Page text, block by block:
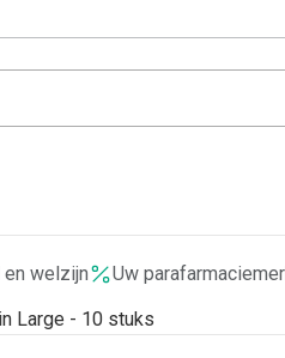
welzijn
Uw
Large - 10 stuks